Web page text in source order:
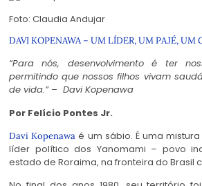
Foto: Claudia Andujar
DAVI KOPENAWA – UM LÍDER, UM PAJÉ, UM
“Para nós, desenvolvimento é ter
permitindo que nossos filhos vivam
de vida.” – Davi Kopenawa
Por Felício Pontes Jr.
Davi Kopenawa é um sábio. É uma
líder político dos Yanomami – povo
estado de Roraima, na fronteira do Brasil